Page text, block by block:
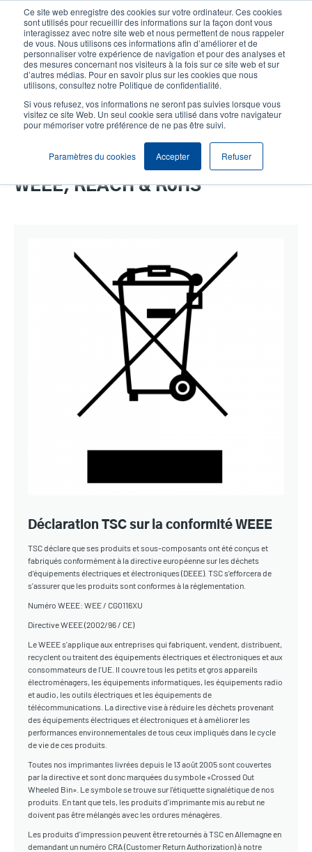
Ce site web enregistre des cookies sur votre ordinateur. Ces cookies
sont utilisés pour recueillir des informations sur la façon dont vous
interagissez avec notre site web et nous permettent de nous rappeler
de vous. Nous utilisons ces informations afin d’améliorer et de
personnaliser votre expérience de navigation et pour des analyses et
des mesures concernant nos visiteurs à la fois sur ce site web et sur
d’autres médias. Pour en savoir plus sur les cookies que nous
utilisons, consultez notre Politique de confidentialité.
Si vous refusez, vos informations ne seront pas suivies lorsque vous
visitez ce site Web. Un seul cookie sera utilisé dans votre navigateur
pour mémoriser votre préférence de ne pas être suivi.
Paramètres du cookies Accepter Refuser
contenu
principal
User
account
menu
User
Header
Sélection Produits Contact Commercial
DEEE, REACH & RoHS
WEEE, REACH & RoHS
Déclaration TSC sur la conformité WEEE
TSC déclare que ses produits et sous-composants ont été conçus et
fabriqués conformément à la directive européenne sur les déchets
d'équipements électriques et électroniques (DEEE). TSC s'efforcera de
s'assurer que les produits sont conformes à la réglementation.
Numéro WEEE: WEE / CG0116XU
Directive WEEE (2002/96 / CE)
Le WEEE s'applique aux entreprises qui fabriquent, vendent, distribuent,
recyclent ou traitent des équipements électriques et électroniques et aux
consommateurs de l'UE. Il couvre tous les petits et gros appareils
électroménagers, les équipements informatiques, les équipements radio
et audio, les outils électriques et les équipements de
télécommunications. La directive vise à réduire les déchets provenant
des équipements électriques et électroniques et à améliorer les
performances environnementales de tous ceux impliqués dans le cycle
de vie de ces produits.
Toutes nos imprimantes livrées depuis le 13 août 2005 sont couvertes
par la directive et sont donc marquées du symbole «Crossed Out
Wheeled Bin». Le symbole se trouve sur l'étiquette signalétique de nos
produits. En tant que tels, les produits d'imprimante mis au rebut ne
doivent pas être mélangés avec les ordures ménagères.
Les produits d'impression peuvent être retournés à TSC en Allemagne en
demandant un numéro CRA (Customer Return Authorization) à notre